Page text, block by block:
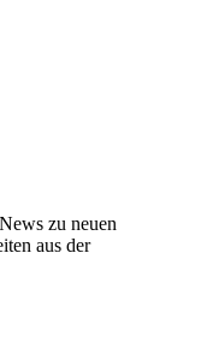
zu neuen
aus der